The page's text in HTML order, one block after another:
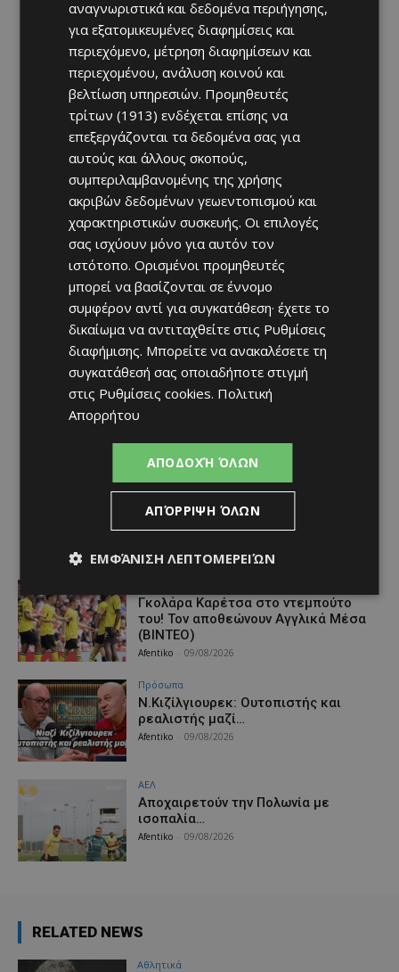
Γκολάρα Καρέτσα στο ντεμπούτο
του! Τον αποθεώνουν Αγγλικά Μέσα
(ΒΙΝΤΕΟ)
Afentiko 09/08/2026
Πρόσωπα
Ν.Κιζίλγιουρεκ: Ουτοπιστής και
ρεαλιστής μαζί…
Afentiko 09/08/2026
ΑΕΛ
Aποχαιρετούν την Πολωνία με
ισοπαλία…
Afentiko 09/08/2026
RELATED NEWS
Αθλητικά
αναγνωριστικά και δεδομένα περιήγησης,
για εξατομικευμένες διαφημίσεις και
περιεχόμενο, μέτρηση διαφημίσεων και
περιεχομένου, ανάλυση κοινού και
βελτίωση υπηρεσιών. Προμηθευτές
τρίτων (1913) ενδέχεται επίσης να
επεξεργάζονται τα δεδομένα σας για
αυτούς και άλλους σκοπούς,
συμπεριλαμβανομένης της χρήσης
ακριβών δεδομένων γεωεντοπισμού και
χαρακτηριστικών συσκευής. Οι επιλογές
σας ισχύουν μόνο για αυτόν τον
ιστότοπο. Ορισμένοι προμηθευτές
μπορεί να βασίζονται σε έννομο
συμφέρον αντί για συγκατάθεση· έχετε το
δικαίωμα να αντιταχθείτε στις Ρυθμίσεις
διαφήμισης. Μπορείτε να ανακαλέσετε τη
συγκατάθεσή σας οποιαδήποτε στιγμή
στις Ρυθμίσεις cookies. Πολιτική
Απορρήτου
ΑΠΟΔΟΧΉ ΌΛΩΝ
ΑΠΌΡΡΙΨΗ ΌΛΩΝ
ΕΜΦΆΝΙΣΗ ΛΕΠΤΟΜΕΡΕΙΏΝ